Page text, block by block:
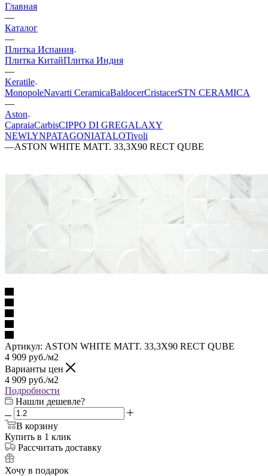
Главная
—
Каталог
—
Плитка Испания
Плитка КитайПлитка Индия
—
Keratile
MonopoleNavarti CeramicaBaldocerCristacerSTN CERAMICA
—
Aston
CapraiaCarbisCIPPO DI GREGALAXY
NEWLYNPATAGONIATALOTivoli
—ASTON WHITE MATT. 33,3X90 RECT QUBE
Артикул: ASTON WHITE MATT. 33,3X90 RECT QUBE
4 909 руб./м2
Варианты цен
4 909 руб./м2
Подробности
Нашли дешевле?
В корзину
Купить в 1 клик
Рассчитать доставку
Хочу в подарок